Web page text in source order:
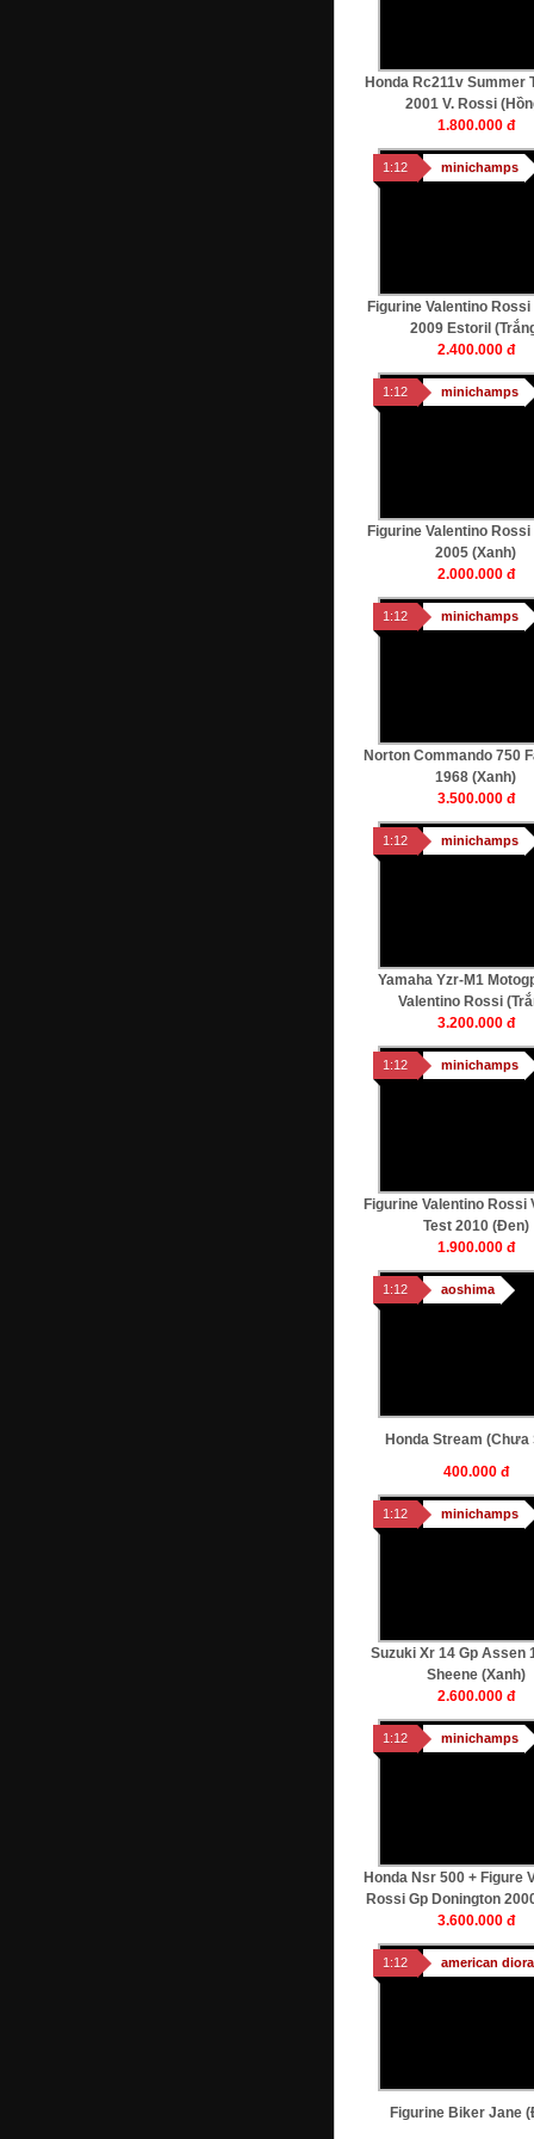
Honda Rc211v Summer
2001 V. Rossi
1.800.000 đ
1:12 minichamps
Figurine Valentino Rossi
2009 Estoril
2.400.000 đ
1:12 minichamps
Figurine Valentino Rossi
2005 (xanh)
2.000.000 đ
1:12 minichamps
Norton Commando 750
1968 (xanh)
3.500.000 đ
1:12 minichamps
Yamaha Yzr-M1
Valentino Rossi
3.200.000 đ
1:12 minichamps
Figurine Valentino Rossi
Test 2010 (Đen)
1.900.000 đ
1:12 aoshima
Honda Stream (chưa
400.000 đ
1:12 minichamps
Suzuki Xr 14 Gp Assen
Sheene (xanh)
2.600.000 đ
1:12 minichamps
Honda Nsr 500 + Figure
Rossi Gp Donington
3.600.000 đ
1:12 american
Figurine Biker Jane